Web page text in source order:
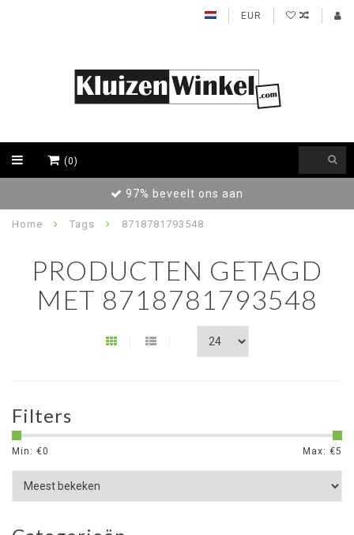
EUR
(0)
97% beveelt ons aan
Home Tags 8718781793548
PRODUCTEN GETAGD
MET 8718781793548
Filters
Min: €0 Max: €5